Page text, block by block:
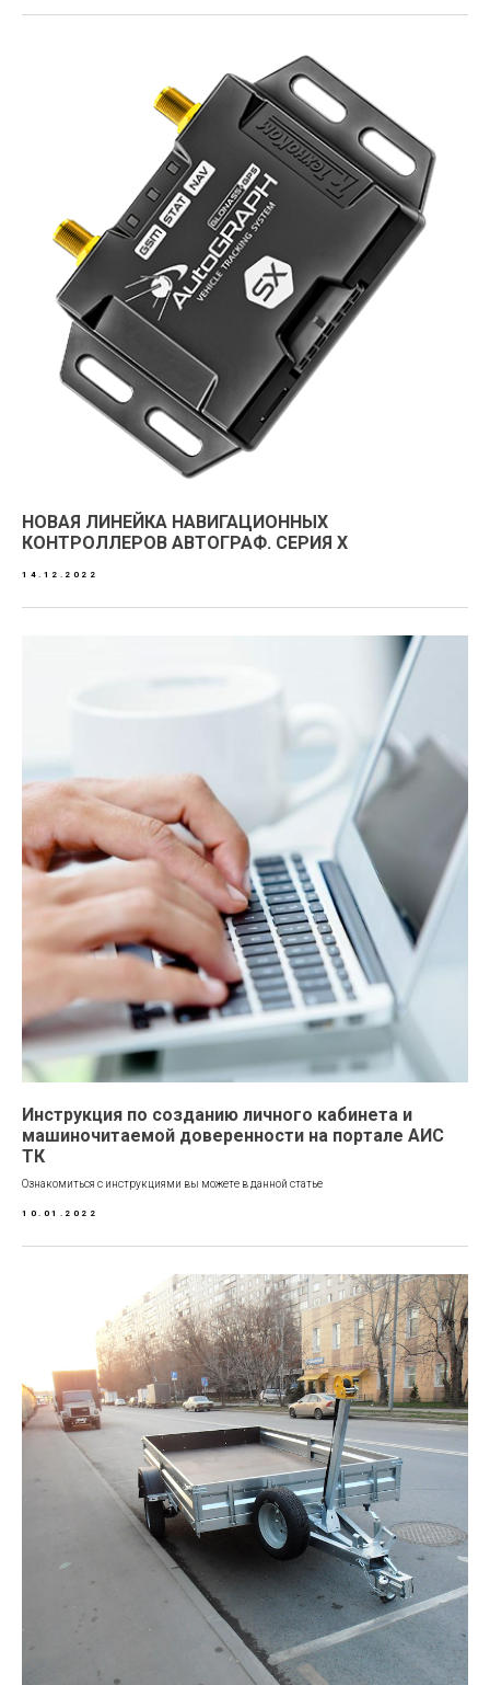
НОВАЯ ЛИНЕЙКА НАВИГАЦИОННЫХ
КОНТРОЛЛЕРОВ АВТОГРАФ. СЕРИЯ X
14.12.2022
Инструкция по созданию личного кабинета и
машиночитаемой доверенности на портале АИС
ТК
Ознакомиться с инструкциями вы можете в данной статье
10.01.2022